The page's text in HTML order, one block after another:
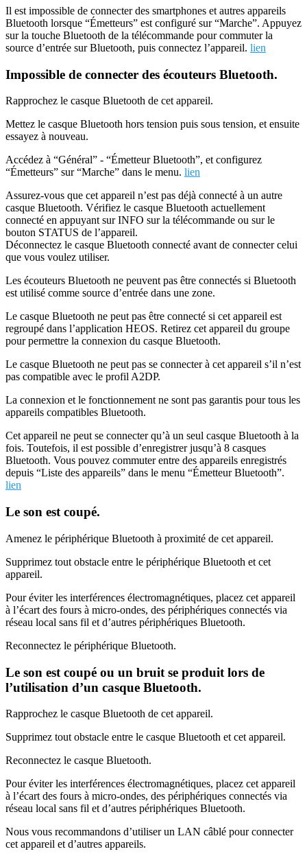
Il est impossible de connecter des smartphones et autres appareils
Bluetooth lorsque “Émetteurs” est configuré sur “Marche”. Appuyez
sur la touche Bluetooth de la télécommande pour commuter la
source d’entrée sur Bluetooth, puis connectez l’appareil. lien
Impossible de connecter des écouteurs Bluetooth.
Rapprochez le casque Bluetooth de cet appareil.
Mettez le casque Bluetooth hors tension puis sous tension, et ensuite
essayez à nouveau.
Accédez à “Général” - “Émetteur Bluetooth”, et configurez
“Émetteurs” sur “Marche” dans le menu. lien
Assurez-vous que cet appareil n’est pas déjà connecté à un autre
casque Bluetooth. Vérifiez le casque Bluetooth actuellement
connecté en appuyant sur INFO sur la télécommande ou sur le
bouton STATUS de l’appareil.
Déconnectez le casque Bluetooth connecté avant de connecter celui
que vous voulez utiliser.
Les écouteurs Bluetooth ne peuvent pas être connectés si Bluetooth
est utilisé comme source d’entrée dans une zone.
Le casque Bluetooth ne peut pas être connecté si cet appareil est
regroupé dans l’application HEOS. Retirez cet appareil du groupe
pour permettre la connexion du casque Bluetooth.
Le casque Bluetooth ne peut pas se connecter à cet appareil s’il n’est
pas compatible avec le profil A2DP.
La connexion et le fonctionnement ne sont pas garantis pour tous les
appareils compatibles Bluetooth.
Cet appareil ne peut se connecter qu’à un seul casque Bluetooth à la
fois. Toutefois, il est possible d’enregistrer jusqu’à 8 casques
Bluetooth. Vous pouvez commuter entre des appareils enregistrés
depuis “Liste des appareils” dans le menu “Émetteur Bluetooth”.
lien
Le son est coupé.
Amenez le périphérique Bluetooth à proximité de cet appareil.
Supprimez tout obstacle entre le périphérique Bluetooth et cet
appareil.
Pour éviter les interférences électromagnétiques, placez cet appareil
à l’écart des fours à micro-ondes, des périphériques connectés via
réseau local sans fil et d’autres périphériques Bluetooth.
Reconnectez le périphérique Bluetooth.
Le son est coupé ou un bruit se produit lors de
l’utilisation d’un casque Bluetooth.
Rapprochez le casque Bluetooth de cet appareil.
Supprimez tout obstacle entre le casque Bluetooth et cet appareil.
Reconnectez le casque Bluetooth.
Pour éviter les interférences électromagnétiques, placez cet appareil
à l’écart des fours à micro-ondes, des périphériques connectés via
réseau local sans fil et d’autres périphériques Bluetooth.
Nous vous recommandons d’utiliser un LAN câblé pour connecter
cet appareil et d’autres appareils.